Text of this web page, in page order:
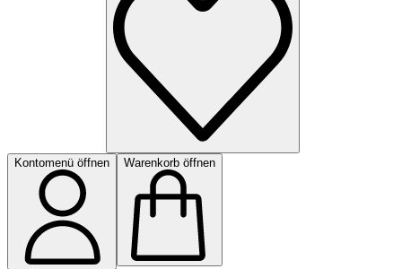
Kontomenü öffnen Warenkorb öffnen